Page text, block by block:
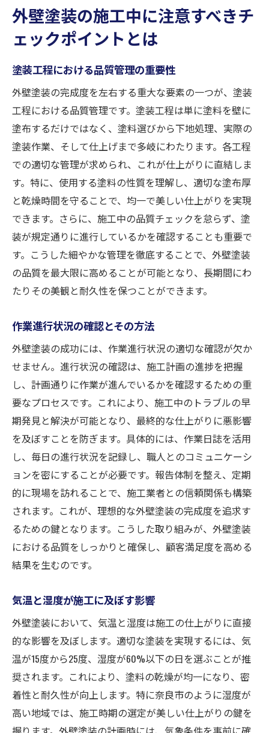
外壁塗装の施工中に注意すべきチ
ェックポイントとは
塗装工程における品質管理の重要性
外壁塗装の完成度を左右する重大な要素の一つが、塗装
工程における品質管理です。塗装工程は単に塗料を壁に
塗布するだけではなく、塗料選びから下地処理、実際の
塗装作業、そして仕上げまで多岐にわたります。各工程
での適切な管理が求められ、これが仕上がりに直結しま
す。特に、使用する塗料の性質を理解し、適切な塗布厚
と乾燥時間を守ることで、均一で美しい仕上がりを実現
できます。さらに、施工中の品質チェックを怠らず、塗
装が規定通りに進行しているかを確認することも重要で
す。こうした細やかな管理を徹底することで、外壁塗装
の品質を最大限に高めることが可能となり、長期間にわ
たりその美観と耐久性を保つことができます。
作業進行状況の確認とその方法
外壁塗装の成功には、作業進行状況の適切な確認が欠か
せません。進行状況の確認は、施工計画の進捗を把握
し、計画通りに作業が進んでいるかを確認するための重
要なプロセスです。これにより、施工中のトラブルの早
期発見と解決が可能となり、最終的な仕上がりに悪影響
を及ぼすことを防ぎます。具体的には、作業日誌を活用
し、毎日の進行状況を記録し、職人とのコミュニケーシ
ョンを密にすることが必要です。報告体制を整え、定期
的に現場を訪れることで、施工業者との信頼関係も構築
されます。これが、理想的な外壁塗装の完成度を追求す
るための鍵となります。こうした取り組みが、外壁塗装
における品質をしっかりと確保し、顧客満足度を高める
結果を生むのです。
気温と湿度が施工に及ぼす影響
外壁塗装において、気温と湿度は施工の仕上がりに直接
的な影響を及ぼします。適切な塗装を実現するには、気
温が15度から25度、湿度が60%以下の日を選ぶことが推
奨されます。これにより、塗料の乾燥が均一になり、密
着性と耐久性が向上します。特に奈良市のように湿度が
高い地域では、施工時期の選定が美しい仕上がりの鍵を